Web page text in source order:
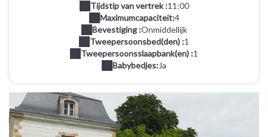
Tijdstip van vertrek :11:00
Maximumcapaciteit:4
Bevestiging :Onmiddellijk
Tweepersoonsbed(den) :1
Tweepersoonsslaapbank(en) :1
Babybedjes:Ja